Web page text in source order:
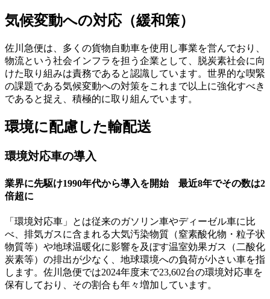
気候変動への対応（緩和策）
佐川急便は、多くの貨物自動車を使用し事業を営んでおり、
物流という社会インフラを担う企業として、脱炭素社会に向
けた取り組みは責務であると認識しています。世界的な喫緊
の課題である気候変動への対策をこれまで以上に強化すべき
であると捉え、積極的に取り組んでいます。
環境に配慮した輸配送
環境対応車の導入
業界に先駆け1990年代から導入を開始 最近8年でその数は2
倍超に
「環境対応車」とは従来のガソリン車やディーゼル車に比
べ、排気ガスに含まれる大気汚染物質（窒素酸化物・粒子状
物質等）や地球温暖化に影響を及ぼす温室効果ガス（二酸化
炭素等）の排出が少なく、地球環境への負荷が小さい車を指
します。佐川急便では2024年度末で23,602台の環境対応車を
保有しており、その割合も年々増加しています。